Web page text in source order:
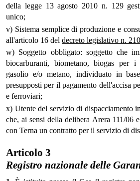
della legge 13 agosto 2010 n. 129
unico;
v) Sistema semplice di produzione e
all'articolo 16 del decreto legislativo n.
w) Soggetto obbligato: soggetto che
biocarburanti, biometano, biogas per i
gasolio e/o metano, individuato in
presupposti per il pagamento dell'accisa
e ferroviari;
x) Utente del servizio di dispacciamento
che, ai sensi della delibera Arera 111/06
con Terna un contratto per il servizio di
Articolo 3
Registro nazionale delle